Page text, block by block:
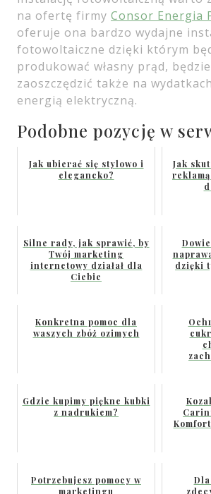
na ofertę firmy Consor Energia
oferuje ona bardzo wydajne
fotowoltaiczne dzięki którym
produkować własny prąd,
zaoszczędzić także na
energią elektryczną.
Podobne pozycję w
Jak ubierać się stylowo i
elegancko?
Jak
Silne rady, jak sprawić, by
Twój marketing
internetowy działał dla
Ciebie
dzięki
Konkretna pomoc dla
waszych zbóż ozimych
Gdzie kupimy piękne kubki
z nadrukiem?
Potrzebujesz pomocy w
marketingu